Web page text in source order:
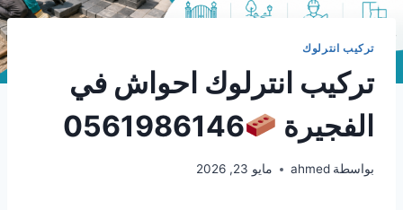
تركيب انترلوك
تركيب انترلوك احواش في
الفجيرة
0561986146
بواسطة ahmed مايو 23, 2026